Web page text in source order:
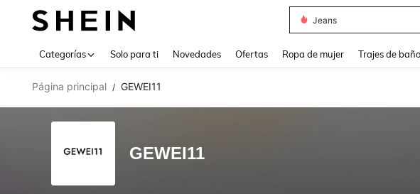
Jeans
Categorías Solo para ti Novedades Ofertas Ropa de mujer Trajes de baño
Página principal / GEWEI11
GEWEI11